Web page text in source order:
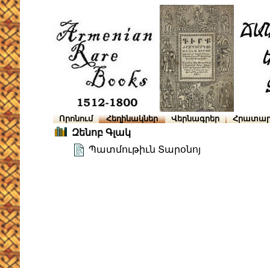
Որոնում Հեղինակներ Վերնագրեր
Զենոբ Գլակ
Պատմութիւն Տարօնոյ